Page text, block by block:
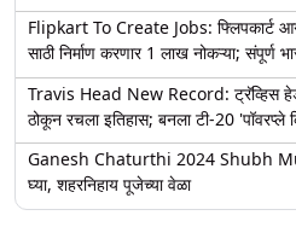
Flipkart To Create Jobs: फ्लिपकार्ट
साठी निर्माण करणार 1 लाख नोकऱ्या; संपूर्ण
Travis Head New Record: ट्रॅव्हिस
ठोकून रचला इतिहास; बनला टी-20 'पॉवरप्ले
Ganesh Chaturthi 2024 Shubh
घ्या, शहरनिहाय पूजेच्या वेळा